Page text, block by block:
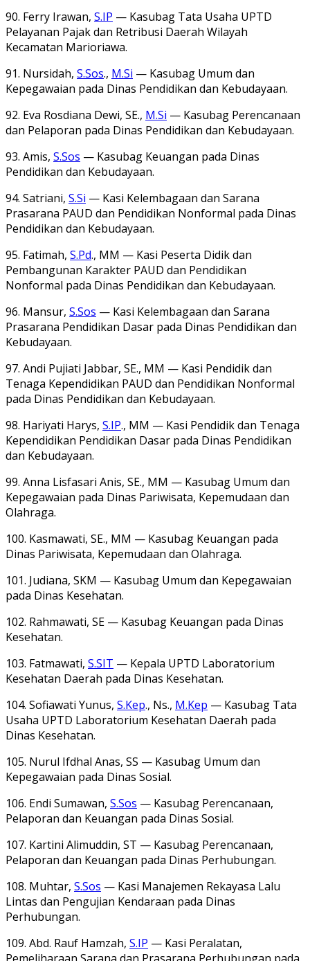
90. Ferry Irawan, S.IP — Kasubag Tata Usaha UPTD
Pelayanan Pajak dan Retribusi Daerah Wilayah
Kecamatan Marioriawa.
91. Nursidah, S.Sos., M.Si — Kasubag Umum dan
Kepegawaian pada Dinas Pendidikan dan Kebudayaan.
92. Eva Rosdiana Dewi, SE., M.Si — Kasubag Perencanaan
dan Pelaporan pada Dinas Pendidikan dan Kebudayaan.
93. Amis, S.Sos — Kasubag Keuangan pada Dinas
Pendidikan dan Kebudayaan.
94. Satriani, S.Si — Kasi Kelembagaan dan Sarana
Prasarana PAUD dan Pendidikan Nonformal pada Dinas
Pendidikan dan Kebudayaan.
95. Fatimah, S.Pd., MM — Kasi Peserta Didik dan
Pembangunan Karakter PAUD dan Pendidikan
Nonformal pada Dinas Pendidikan dan Kebudayaan.
96. Mansur, S.Sos — Kasi Kelembagaan dan Sarana
Prasarana Pendidikan Dasar pada Dinas Pendidikan dan
Kebudayaan.
97. Andi Pujiati Jabbar, SE., MM — Kasi Pendidik dan
Tenaga Kependidikan PAUD dan Pendidikan Nonformal
pada Dinas Pendidikan dan Kebudayaan.
98. Hariyati Harys, S.IP., MM — Kasi Pendidik dan Tenaga
Kependidikan Pendidikan Dasar pada Dinas Pendidikan
dan Kebudayaan.
99. Anna Lisfasari Anis, SE., MM — Kasubag Umum dan
Kepegawaian pada Dinas Pariwisata, Kepemudaan dan
Olahraga.
100. Kasmawati, SE., MM — Kasubag Keuangan pada
Dinas Pariwisata, Kepemudaan dan Olahraga.
101. Judiana, SKM — Kasubag Umum dan Kepegawaian
pada Dinas Kesehatan.
102. Rahmawati, SE — Kasubag Keuangan pada Dinas
Kesehatan.
103. Fatmawati, S.SIT — Kepala UPTD Laboratorium
Kesehatan Daerah pada Dinas Kesehatan.
104. Sofiawati Yunus, S.Kep., Ns., M.Kep — Kasubag Tata
Usaha UPTD Laboratorium Kesehatan Daerah pada
Dinas Kesehatan.
105. Nurul Ifdhal Anas, SS — Kasubag Umum dan
Kepegawaian pada Dinas Sosial.
106. Endi Sumawan, S.Sos — Kasubag Perencanaan,
Pelaporan dan Keuangan pada Dinas Sosial.
107. Kartini Alimuddin, ST — Kasubag Perencanaan,
Pelaporan dan Keuangan pada Dinas Perhubungan.
108. Muhtar, S.Sos — Kasi Manajemen Rekayasa Lalu
Lintas dan Pengujian Kendaraan pada Dinas
Perhubungan.
109. Abd. Rauf Hamzah, S.IP — Kasi Peralatan,